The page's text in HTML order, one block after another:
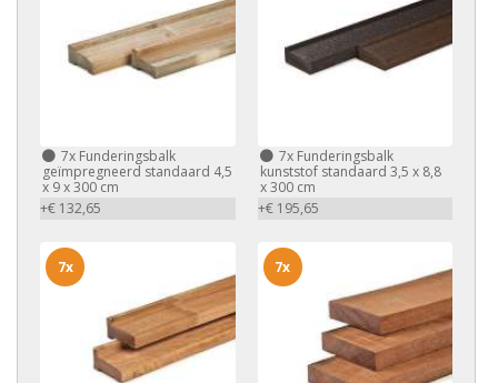
7x Funderingsbalk
geïmpregneerd standaard 4,5
x 9 x 300 cm
+€ 132,65
7xFunderingsbalk
kunststof standaard 3,5 x 8,8
x 300 cm
+€ 195,65
7x 7x